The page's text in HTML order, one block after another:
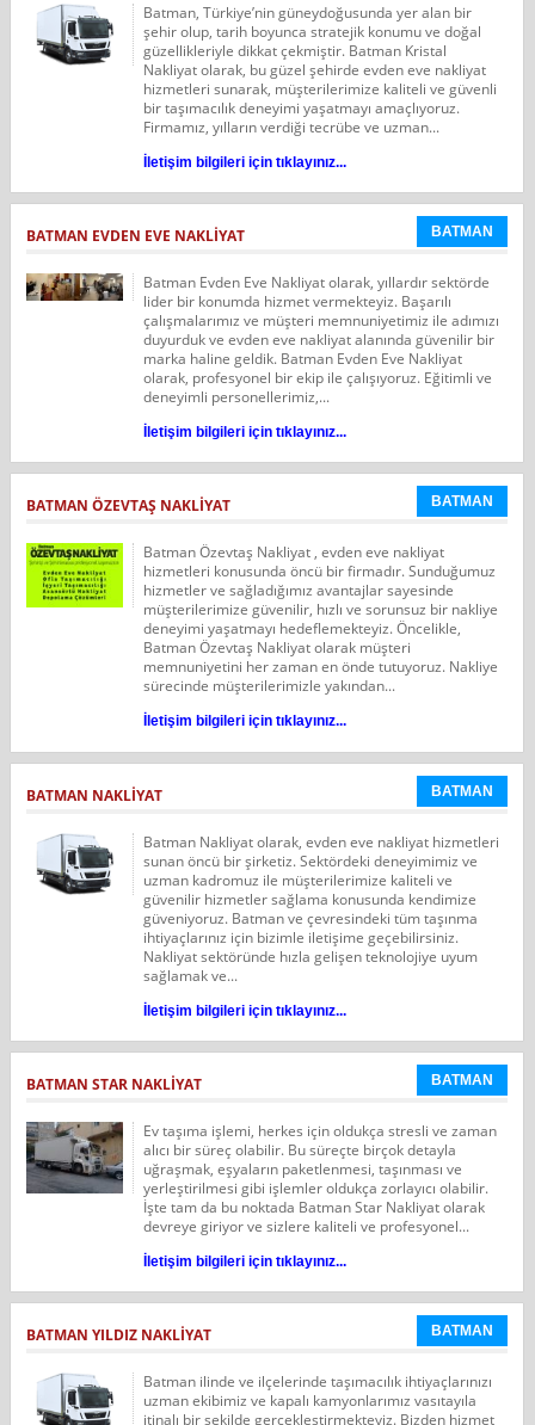
Batman, Türkiye’nin güneydoğusunda yer alan bir
şehir olup, tarih boyunca stratejik konumu ve doğal
güzellikleriyle dikkat çekmiştir. Batman Kristal
Nakliyat olarak, bu güzel şehirde evden eve nakliyat
hizmetleri sunarak, müşterilerimize kaliteli ve güvenli
bir taşımacılık deneyimi yaşatmayı amaçlıyoruz.
Firmamız, yılların verdiği tecrübe ve uzman...
İletişim bilgileri için tıklayınız...
BATMAN EVDEN EVE NAKLIYAT BATMAN
Batman Evden Eve Nakliyat olarak, yıllardır sektörde
lider bir konumda hizmet vermekteyiz. Başarılı
çalışmalarımız ve müşteri memnuniyetimiz ile adımızı
duyurduk ve evden eve nakliyat alanında güvenilir bir
marka haline geldik. Batman Evden Eve Nakliyat
olarak, profesyonel bir ekip ile çalışıyoruz. Eğitimli ve
deneyimli personellerimiz,...
İletişim bilgileri için tıklayınız...
BATMAN ÖZEVTAŞ NAKLIYAT BATMAN
Batman Özevtaş Nakliyat , evden eve nakliyat
hizmetleri konusunda öncü bir firmadır. Sunduğumuz
hizmetler ve sağladığımız avantajlar sayesinde
müşterilerimize güvenilir, hızlı ve sorunsuz bir nakliye
deneyimi yaşatmayı hedeflemekteyiz. Öncelikle,
Batman Özevtaş Nakliyat olarak müşteri
memnuniyetini her zaman en önde tutuyoruz. Nakliye
sürecinde müşterilerimizle yakından...
İletişim bilgileri için tıklayınız...
BATMAN NAKLIYAT BATMAN
Batman Nakliyat olarak, evden eve nakliyat hizmetleri
sunan öncü bir şirketiz. Sektördeki deneyimimiz ve
uzman kadromuz ile müşterilerimize kaliteli ve
güvenilir hizmetler sağlama konusunda kendimize
güveniyoruz. Batman ve çevresindeki tüm taşınma
ihtiyaçlarınız için bizimle iletişime geçebilirsiniz.
Nakliyat sektöründe hızla gelişen teknolojiye uyum
sağlamak ve...
İletişim bilgileri için tıklayınız...
BATMAN STAR NAKLIYAT BATMAN
Ev taşıma işlemi, herkes için oldukça stresli ve zaman
alıcı bir süreç olabilir. Bu süreçte birçok detayla
uğraşmak, eşyaların paketlenmesi, taşınması ve
yerleştirilmesi gibi işlemler oldukça zorlayıcı olabilir.
İşte tam da bu noktada Batman Star Nakliyat olarak
devreye giriyor ve sizlere kaliteli ve profesyonel...
İletişim bilgileri için tıklayınız...
BATMAN YILDIZ NAKLIYAT BATMAN
Batman ilinde ve ilçelerinde taşımacılık ihtiyaçlarınızı
uzman ekibimiz ve kapalı kamyonlarımız vasıtayıla
itinalı bir şekilde gerçekleştirmekteyiz. Bizden hizmet